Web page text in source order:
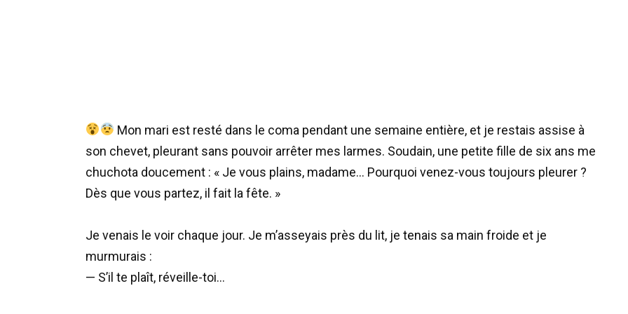
Mon mari est resté dans le coma pendant une semaine entière, et je restais assise à
son chevet, pleurant sans pouvoir arrêter mes larmes. Soudain, une petite fille de six ans me
chuchota doucement : « Je vous plains, madame… Pourquoi venez-vous toujours pleurer ?
Dès que vous partez, il fait la fête. »
Je venais le voir chaque jour. Je m’asseyais près du lit, je tenais sa main froide et je
murmurais :
— S’il te plaît, réveille-toi…